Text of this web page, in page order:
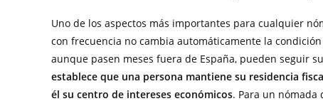
Uno de los aspectos más importantes para cualquier
con frecuencia no cambia automáticamente la
aunque pasen meses fuera de España, pueden seguir
establece que una persona mantiene su residencia
él su centro de intereses económicos. Para un